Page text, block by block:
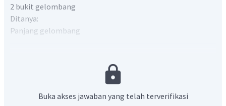
2 bukit gelombang
Ditanya:
Panjang gelombang
Buka akses jawaban yang telah terverifikasi